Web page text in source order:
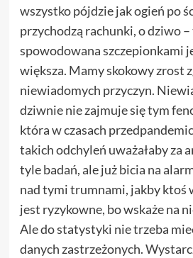
wszystko pójdzie jak ogień po
przychodzą rachunki, o dziwo
spowodowana szczepionkami
większa. Mamy skokowy zrost
niewiadomych przyczyn.
dziwnie nie zajmuje się tym
która w czasach
takich odchyleń uważałaby za
tyle badań, ale już bicia na
nad tymi trumnami, jakby ktoś
jest ryzykowne, bo wskaże na
Ale do statystyki nie trzeba
danych zastrzeżonych.